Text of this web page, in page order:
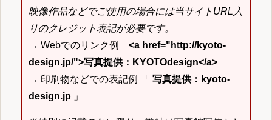
映像作品などでご使用の場合には当サイトURL入
りのクレジット表記が必要です。
→ Webでのリンク例 <a href="http://kyoto-
design.jp/">写真提供：KYOTOdesign</a>
→ 印刷物などでの表記例 「 写真提供：kyoto-
design.jp 」